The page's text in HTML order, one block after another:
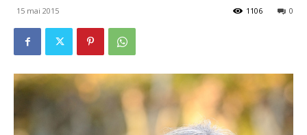
15 mai 2015 0
1106